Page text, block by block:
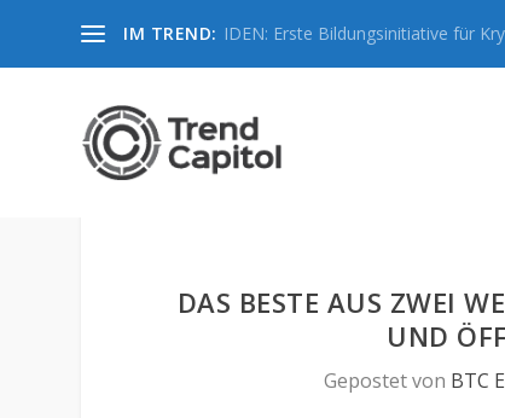
IM TREND: IDEN: Erste Bildungsinitiative für
DAS BESTE AUS ZWEI
UND
Gepostet von BTC